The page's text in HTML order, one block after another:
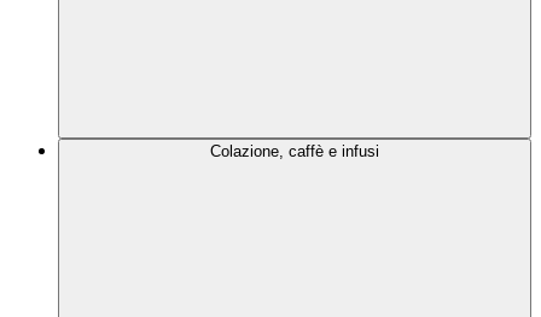
Colazione, caffè e infusi